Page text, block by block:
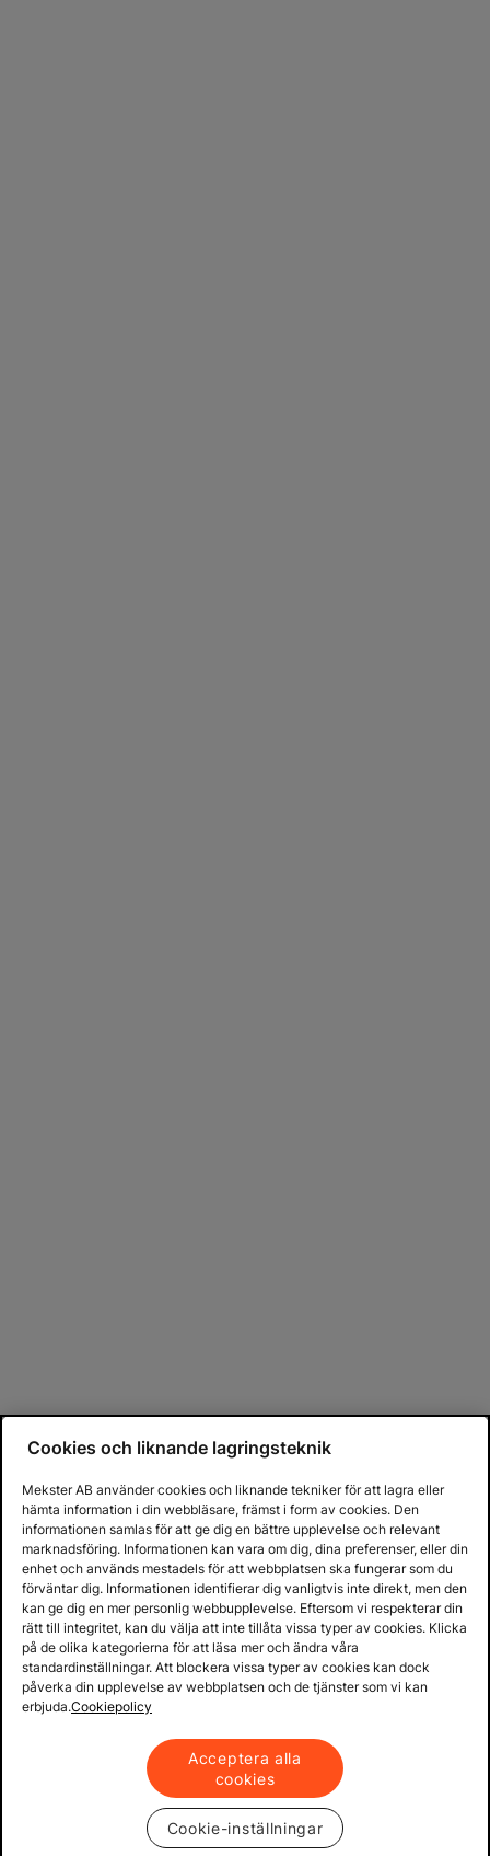
Cookies och liknande lagringsteknik
Mekster AB använder cookies och liknande tekniker för att lagra eller
hämta information i din webbläsare, främst i form av cookies. Den
informationen samlas för att ge dig en bättre upplevelse och relevant
marknadsföring. Informationen kan vara om dig, dina preferenser, eller din
enhet och används mestadels för att webbplatsen ska fungerar som du
förväntar dig. Informationen identifierar dig vanligtvis inte direkt, men den
kan ge dig en mer personlig webbupplevelse. Eftersom vi respekterar din
rätt till integritet, kan du välja att inte tillåta vissa typer av cookies. Klicka
på de olika kategorierna för att läsa mer och ändra våra
standardinställningar. Att blockera vissa typer av cookies kan dock
påverka din upplevelse av webbplatsen och de tjänster som vi kan
erbjuda.Cookiepolicy
Acceptera alla
cookies
Cookie-inställningar